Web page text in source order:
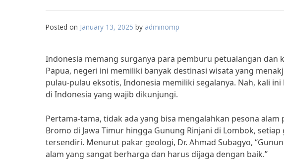
Posted on January 13, 2025 by adminomp
Indonesia memang surganya para pemburu petualangan dan
Papua, negeri ini memiliki banyak destinasi wisata yang
pulau-pulau eksotis, Indonesia memiliki segalanya. Nah, kali
di Indonesia yang wajib dikunjungi.
Pertama-tama, tidak ada yang bisa mengalahkan pesona
Bromo di Jawa Timur hingga Gunung Rinjani di Lombok,
tersendiri. Menurut pakar geologi, Dr. Ahmad Subagyo,
alam yang sangat berharga dan harus dijaga dengan baik.”